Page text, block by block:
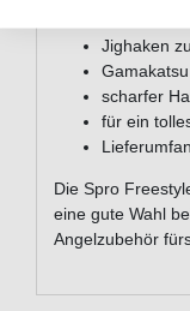
Jighaken
scharfer
für ein
Die Spro
eine gute Wahl
Angelzubehör